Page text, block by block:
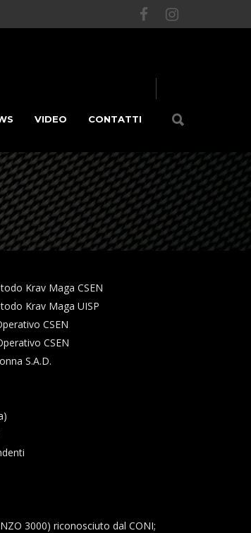
VIDEO CONTATTI
Krav Maga CSEN
Krav Maga UISP
CSEN
CSEN
S.A.D.
3000) riconosciuto dal CONI;